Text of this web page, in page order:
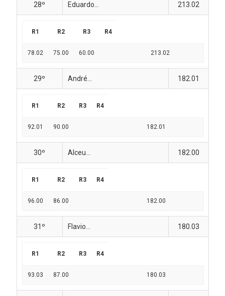
28º Eduardo... 213.02
R1 R2 R3 R4
78.02 75.00 60.00 213.02
29º André... 182.01
R1 R2 R3 R4
92.01 90.00 182.01
30º Alceu... 182.00
R1 R2 R3 R4
96.00 86.00 182.00
31º Flavio... 180.03
R1 R2 R3 R4
93.03 87.00 180.03